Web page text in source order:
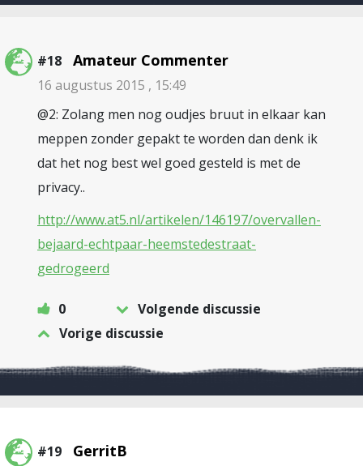
#18 Amateur Commenter
16 augustus 2015 , 15:49
@2: Zolang men nog oudjes bruut in elkaar kan
meppen zonder gepakt te worden dan denk ik
dat het nog best wel goed gesteld is met de
privacy..
http://www.at5.nl/artikelen/146197/overvallen-
bejaard-echtpaar-heemstedestraat-
gedrogeerd
0
Volgende discussie
Vorige discussie
#19 GerritB